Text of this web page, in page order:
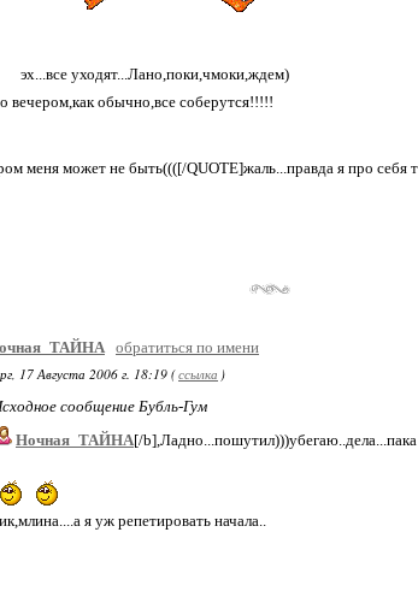
эх...все уходят...Лано,поки,чмоки,ждем)
вечером,как обычно,все соберутся!!!!!
меня может не быть((([/QUOTE]жаль...правда я про себя
обратиться по имени
17 Августа 2006 г. 18:19 (ссылка )
сообщение Бубль-Гум
Ночная_ТАЙНА[/
я уж репетировать начала..